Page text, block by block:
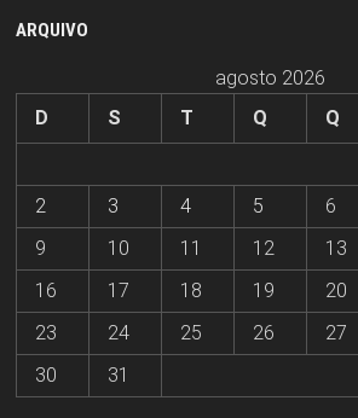
ARQUIVO
agosto 2026
D
S T Q Q
2
3 4 5 6
9
10 11 12 13
16
17 18 19 20
23
24 25 26 27
30
31